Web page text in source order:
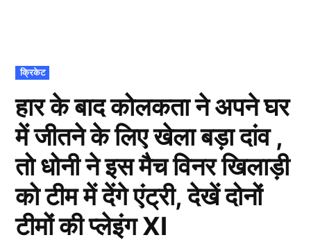
POSTED
IN
क्रिकेट
हार के बाद कोलकता ने अपने घर
में जीतने के लिए खेला बड़ा दांव ,
तो धोनी ने इस मैच विनर खिलाड़ी
को टीम में देंगे एंट्री, देखें दोनों
टीमों की प्लेइंग XI